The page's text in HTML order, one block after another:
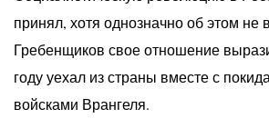
принял, хотя однозначно об этом не
Гребенщиков свое отношение
году уехал из страны вместе с
войсками Врангеля.